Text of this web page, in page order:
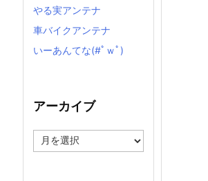
やる実アンテナ
車バイクアンテナ
いーあんてな(#ﾟｗﾟ)
アーカイブ
ー